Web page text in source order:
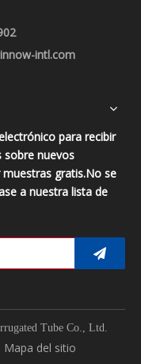
intl.com
para recibir
sobre nuevos
gratis.No se
a nuestra lista de
Tube Co., Ltd.
Mapa del sitio